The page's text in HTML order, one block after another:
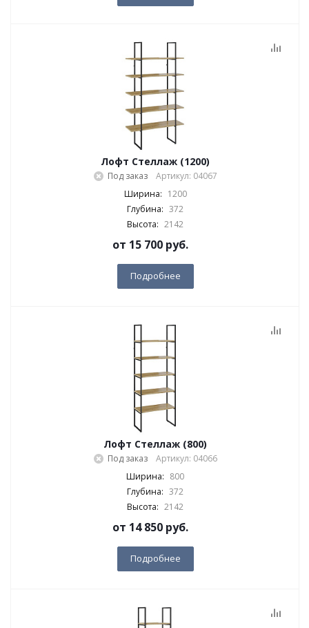
Лофт Стеллаж (1200)
Под заказ
Артикул: 04067
Ширина: 1200
Глубина: 372
Высота: 2142
от 15 700 руб.
Подробнее
Лофт Стеллаж (800)
Под заказ
Артикул: 04066
Ширина: 800
Глубина: 372
Высота: 2142
от 14 850 руб.
Подробнее